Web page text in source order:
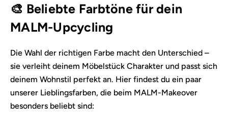
🎨 Beliebte Farbtöne für dein
MALM-Upcycling
Die Wahl der richtigen Farbe macht den Unterschied –
sie verleiht deinem Möbelstück Charakter und passt sich
deinem Wohnstil perfekt an. Hier findest du ein paar
unserer Lieblingsfarben, die beim MALM-Makeover
besonders beliebt sind: